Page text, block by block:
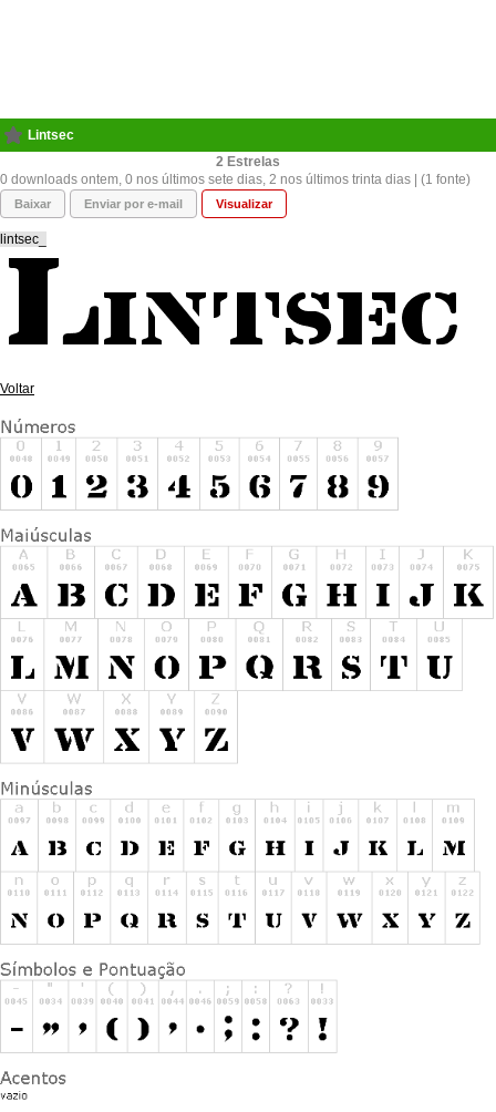
Lintsec
2
0 downloads ontem, 0 nos últimos sete dias, 2 nos últimos trinta dias | (1 fonte)
Baixar Enviar por e-mail Visualizar
lintsec_
Voltar